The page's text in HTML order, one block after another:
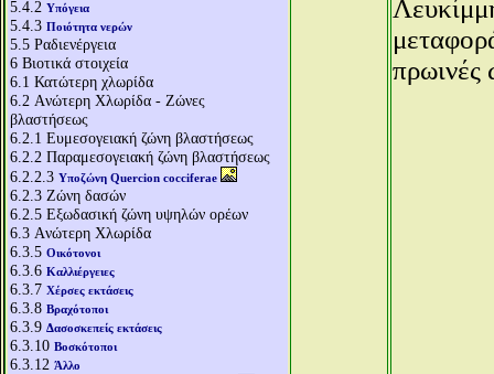
5.4.2 Υπόγεια
5.4.3 Ποιότητα νερών
5.5 Ραδιενέργεια
6 Βιοτικά στοιχεία
6.1 Κατώτερη χλωρίδα
6.2 Aνώτερη Χλωρίδα - Ζώνες
βλαστήσεως
6.2.1 Ευμεσογειακή ζώνη βλαστήσεως
6.2.2 Παραμεσογειακή ζώνη βλαστήσεως
6.2.2.3 Υποζώνη Quercion cocciferae
6.2.3 Ζώνη δασών
6.2.5 Εξωδασική ζώνη υψηλών ορέων
6.3 Aνώτερη Χλωρίδα
6.3.5 Οικότονοι
6.3.6 Καλλιέργειες
6.3.7 Χέρσες εκτάσεις
6.3.8 Βραχότοποι
6.3.9 Δασοσκεπείς εκτάσεις
6.3.10 Βοσκότοποι
6.3.12 Άλλο
πρωινές